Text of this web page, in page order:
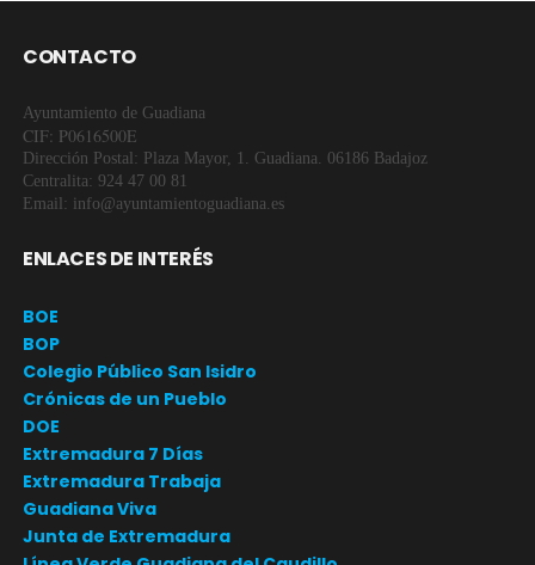
CONTACTO
Ayuntamiento de Guadiana
CIF: P0616500E
Dirección Postal: Plaza Mayor, 1. Guadiana. 06186 Badajoz
Centralita: 924 47 00 81
Email: info@ayuntamientoguadiana.es
ENLACES DE INTERÉS
BOE
BOP
Colegio Público San Isidro
Crónicas de un Pueblo
DOE
Extremadura 7 Días
Extremadura Trabaja
Guadiana Viva
Junta de Extremadura